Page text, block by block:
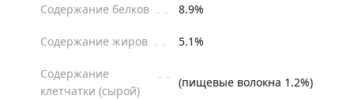
Содержание белков 8.9%
Содержание жиров 5.1%
Содержание
клетчатки (сырой)
(пищевые волокна 1.2%)